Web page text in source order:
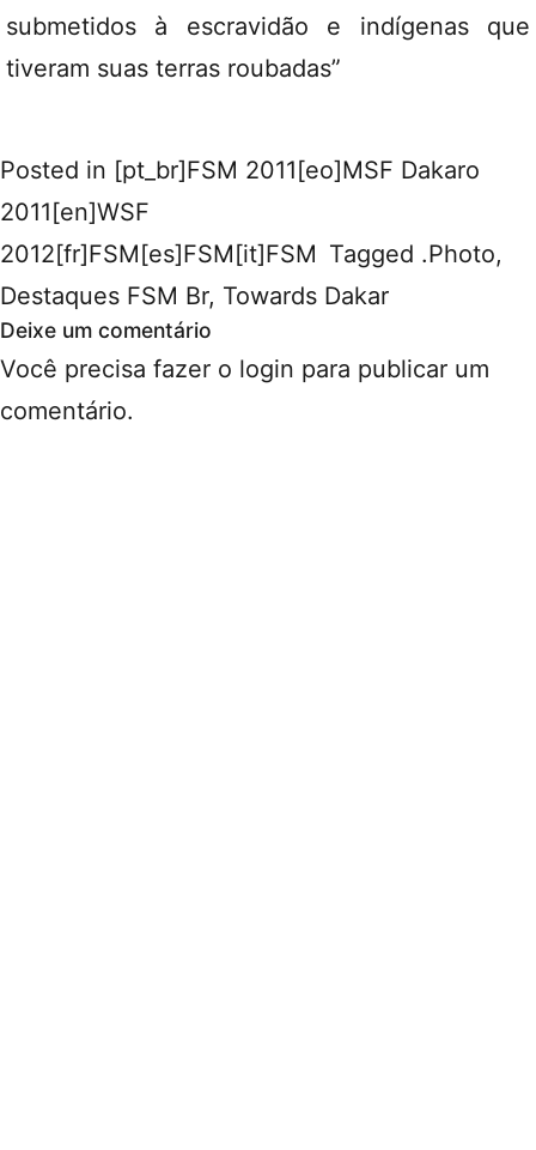
submetidos à escravidão e indígenas que
tiveram suas terras roubadas”
Posted in [pt_br]FSM 2011[eo]MSF Dakaro
2011[en]WSF
2012[fr]FSM[es]FSM[it]FSM Tagged .Photo,
Destaques FSM Br, Towards Dakar
Deixe um comentário
Você precisa fazer o login para publicar um
comentário.